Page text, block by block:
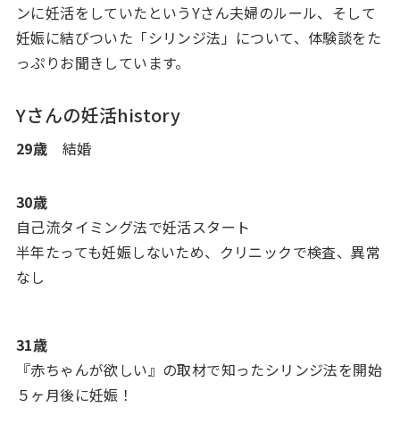
ンに妊活をしていたというYさん夫婦のルール、そして
妊娠に結びついた「シリンジ法」について、体験談をた
っぷりお聞きしています。
Yさんの妊活history
29歳 結婚
30歳
自己流タイミング法で妊活スタート
半年たっても妊娠しないため、クリニックで検査、異常
なし
31歳
『赤ちゃんが欲しい』の取材で知ったシリンジ法を開始
５ヶ月後に妊娠！